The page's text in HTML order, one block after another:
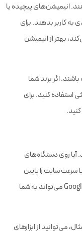
انیمیشن‌های پیچیده یا
حس بدی به کاربر بدهند. برای
بهتر از انیمیشن
اگر برند شما
استفاده کنید. برای
آیا روی دستگاه‌های
سایت را پایین
می‌آورند؟ استفاده از ابزارهایی مانند Google Lighthouse می‌تواند به شما
می‌توانید از ابزارهای